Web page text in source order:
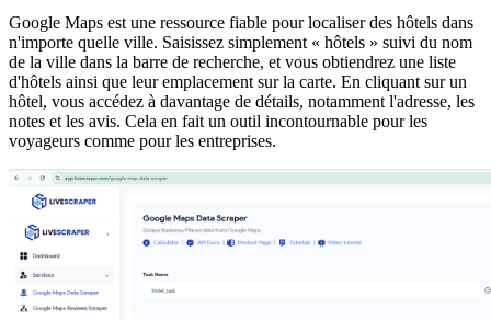
Google Maps est une ressource fiable pour localiser des hôtels dans
n'importe quelle ville. Saisissez simplement « hôtels » suivi du nom
de la ville dans la barre de recherche, et vous obtiendrez une liste
d'hôtels ainsi que leur emplacement sur la carte. En cliquant sur un
hôtel, vous accédez à davantage de détails, notamment l'adresse, les
notes et les avis. Cela en fait un outil incontournable pour les
voyageurs comme pour les entreprises.